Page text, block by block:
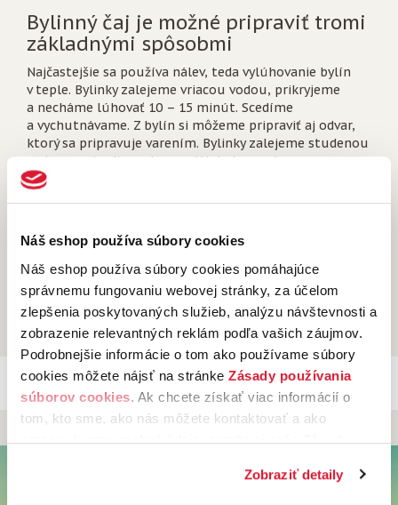
Náš eshop používa súbory cookies
Náš eshop používa súbory cookies pomáhajúce
správnemu fungovaniu webovej stránky, za účelom
zlepšenia poskytovaných služieb, analýzu návštevnosti a
zobrazenie relevantných reklám podľa vašich záujmov.
Podrobnejšie informácie o tom ako používame súbory
cookies môžete nájsť na stránke Zásady používania
súborov cookies. Ak chcete získať viac informácií o
tom, kto sme, ako nás môžete kontaktovať a ako
spracovávame osobné údaje, pozrite si našeZásady
„Povoliť všetko“ vyjadríte svoj súhlas s používaním
Zobraziť detaily
Bylinný čaj je možné pripraviť tromi
základnými spôsobmi
Najčastejšie sa používa nálev, teda vylúhovanie bylín
v teple. Bylinky zalejeme vriacou vodou, prikryjeme
a necháme lúhovať 10 – 15 minút. Scedíme
a vychutnávame. Z bylín si môžeme pripraviť aj odvar,
ktorý sa pripravuje varením. Bylinky zalejeme studenou
vodou a privedieme k varu. Následne varíme cca
10 minút až polhodinu podľa druhu byliny. Tretím
vodou a necháme lúhovať tri až dvanásť hodín podľa
druhu. Potom môžeme výluh ohriať a podávať.
Ak aj vás trápi nejaký neduh, vyskúšajte niektorú
z našich bylinných zmesí, napr. Na žalúdok a dobré
tráveniealeboNa kašeľ a priedušky.
DOPRAVA NA SLOVENSKO ZDARMAPRI NÁKUPE NAD 49 €